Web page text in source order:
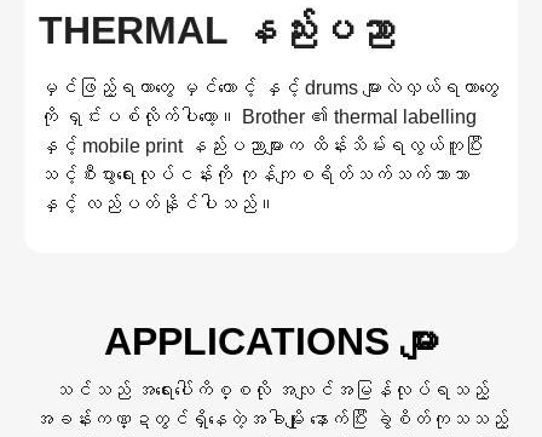
THERMAL နည်းပညာ
မှင်ဖြည့်ရတာတွေ မှင်တောင့် နှင့် drums များလဲလှယ်ရတာတွေ
ကို ရှင်းပစ်လိုက်ပါတော့။ Brother ၏ thermal labelling
နှင့် mobile print နည်းပညာများက ထိန်းသိမ်းရလွယ်ကူပြီး
သင့်စီးပွားရေးလုပ်ငန်းကို ကုန်ကျစရိတ်သက်သက်သာသာ
နှင့် လည်ပတ်နိုင်ပါသည်။
APPLICATIONS များ
သင်သည် အရေးပေါ်ကိစ္စလို အလျင်အမြန်လုပ်ရသည့်
အခန်းကဏ္ဍတွင်ရှိနေတဲ့အခါမျိုး နောက်ပြီး ခွဲစိတ်ကုသသည့်